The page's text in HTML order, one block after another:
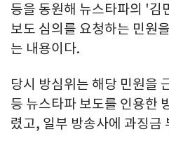
등을 동원해 뉴스타파의 '김
보도 심의를 요청하는 민원
는 내용이다.
당시 방심위는 해당 민원을
등 뉴스타파 보도를 인용한
렸고, 일부 방송사에 과징금